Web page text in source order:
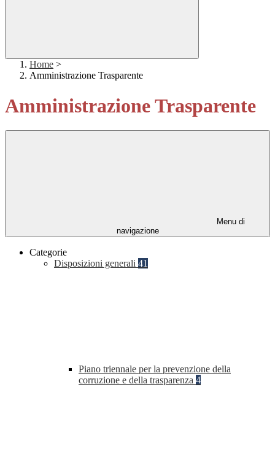
Home >
Amministrazione Trasparente
Amministrazione Trasparente
Menu di
navigazione
Categorie
Disposizioni generali 41
Piano triennale per la prevenzione della
corruzione e della trasparenza 4